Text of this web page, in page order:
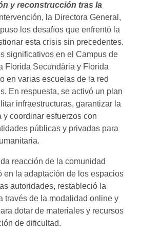
y reconstrucción tras la
la Directora General,
los desafíos que enfrentó la
esta crisis sin precedentes.
significativos en el Campus de
Florida Secundària y Florida
en varias escuelas de la red
En respuesta, se activó un plan
infraestructuras, garantizar la
coordinar esfuerzos con
públicas y privadas para
reacción de la comunidad
en la adaptación de los espacios
autoridades, restableció la
través de la modalidad online y
dotar de materiales y recursos
de dificultad.